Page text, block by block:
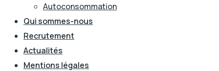
Autoconsommation
Qui sommes-nous
Recrutement
Actualités
Mentions légales